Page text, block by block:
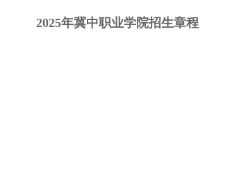
2025年冀中职业学院招生章程